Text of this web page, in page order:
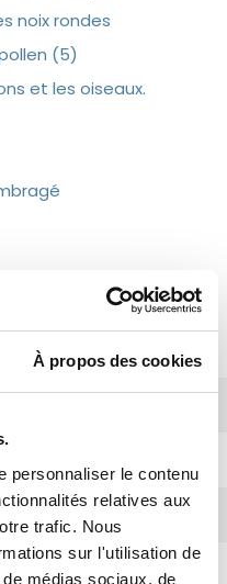
À propos des cookies
personnaliser le contenu
relatives aux
trafic. Nous
sur l'utilisation de
médias sociaux, de
noix rondes
(5)
et les oiseaux.
large, ovoïde à ronde